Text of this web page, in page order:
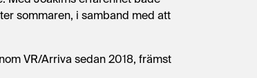
sommaren, i samband med att
VR/Arriva sedan 2018, främst